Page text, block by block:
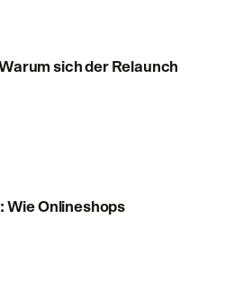
sich der Relaunch
Wie Onlineshops